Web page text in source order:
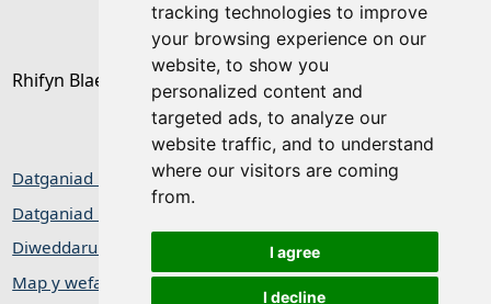
tracking technologies to improve
your browsing experience on our
website, to show you
personalized content and
targeted ads, to analyze our
website traffic, and to understand
where our visitors are coming
from.
I agree
I decline
Rhifyn Blaenorol
Datganiad hygyrchedd
Datganiad Preifatrwydd / Cwcis
Diweddaru dewisiadau cwcis
Map y wefan